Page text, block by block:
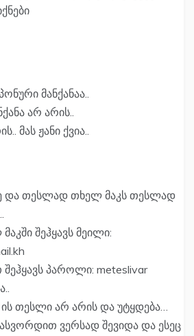
მანქანაა..
არ არის..
მას ჟანი ქვია..
და თესლად თხელ მაკს თესლად
შეჰყავს მეილი:
პაროლი: meteslivar
თესლი არ არის და უტყდება…
ვერსად შევიდა და ესეც